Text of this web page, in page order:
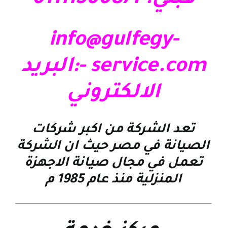
info@gulfegy-
service.com -:البريد
الالكتروني
تعد الشركة من اكبر شركات
الصيانة في مصر حيث ان الشركة
تعمل في مجال صيانة الاجهزة
المنزلية منذ عام 1985 م